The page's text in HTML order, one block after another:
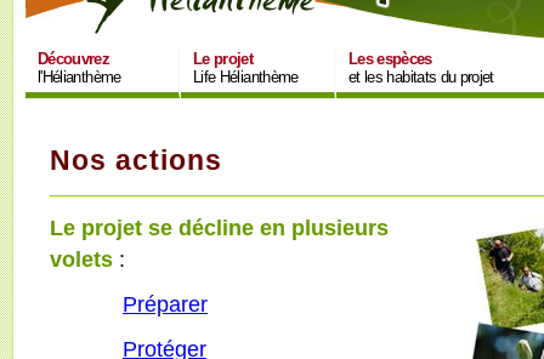
Découvrez
l'Hélianthème
Le projet
Life Hélianthème
Les espèces
et les habitats du projet
Nos actions
Le projet se décline en plusieurs
volets :
Préparer
Protéger